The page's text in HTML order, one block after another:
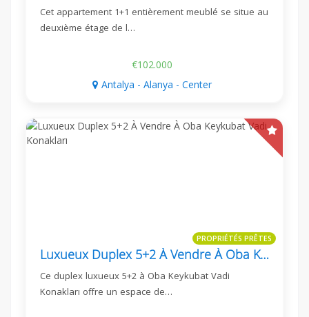
Cet appartement 1+1 entièrement meublé se situe au
deuxième étage de l…
€102.000
Antalya - Alanya - Center
PROPRIÉTÉS PRÊTES
Luxueux Duplex 5+2 À Vendre À Oba Keykubat Vadi Konakları
Ce duplex luxueux 5+2 à Oba Keykubat Vadi
Konakları offre un espace de…